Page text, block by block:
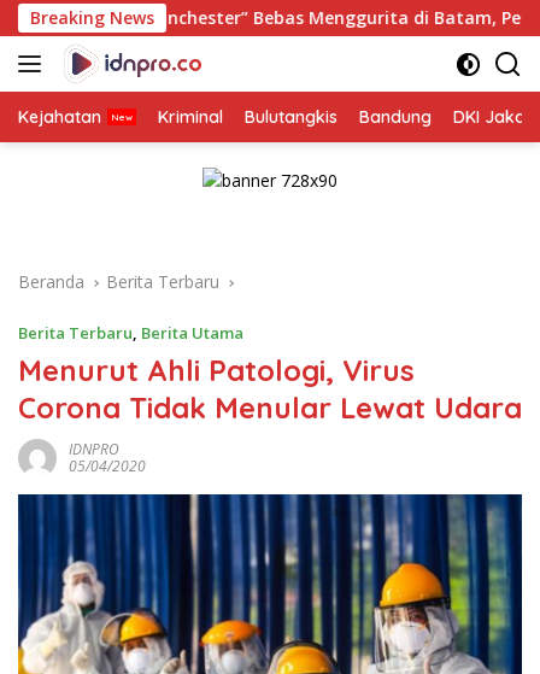
Langsung
ke
konten
Breaking NewsBebas Menggurita di Batam, Penegak Hukum
Kejahatan Kriminal Bulutangkis Bandung DKI
Beranda Berita Terbaru
Berita Terbaru, Berita Utama
Menurut Ahli Patologi, Virus
Corona Tidak Menular Lewat Udara
IDNPRO
05/04/2020